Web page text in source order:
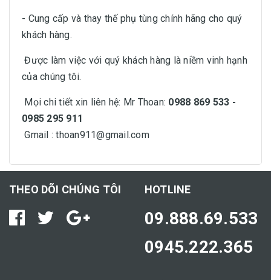
- Cung cấp và thay thế phụ tùng chính hãng cho quý
khách hàng.
Được làm việc với quý khách hàng là niềm vinh hạnh
của chúng tôi.
Mọi chi tiết xin liên hệ: Mr Thoan: 0988 869 533 -
0985 295 911
Gmail : thoan911@gmail.com
THEO DÕI CHÚNG TÔI HOTLINE
09.888.69.533
0945.222.365